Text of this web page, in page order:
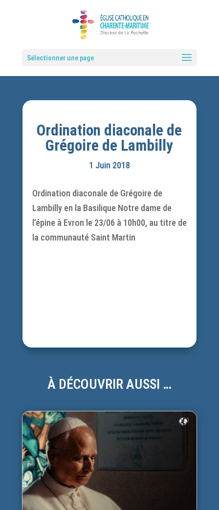
Sélectionner une page
Ordination diaconale de
Grégoire de Lambilly
1 Juin 2018
Ordination diaconale de Grégoire de
Lambilly en la Basilique Notre dame de
l’épine à Evron le 23/06 à 10h00, au titre de
la communauté Saint Martin
À DÉCOUVRIR AUSSI …